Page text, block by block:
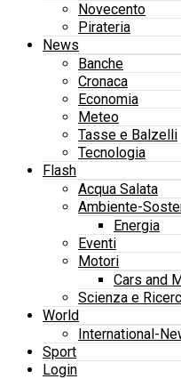
Novecento
Pirateria
News
Banche
Cronaca
Economia
Meteo
Tasse e Balzelli
Tecnologia
Flash
Acqua Salata
Ambiente-
Energia
Eventi
Motori
Cars and
Scienza e
World
International-
Sport
Login